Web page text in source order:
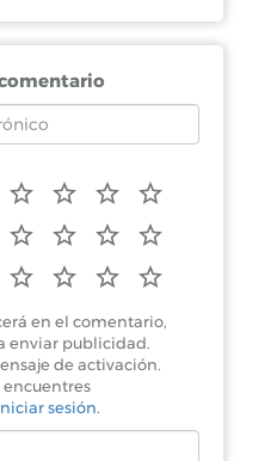
en el comentario,
enviar publicidad.
de activación.
encuentres
sesión.